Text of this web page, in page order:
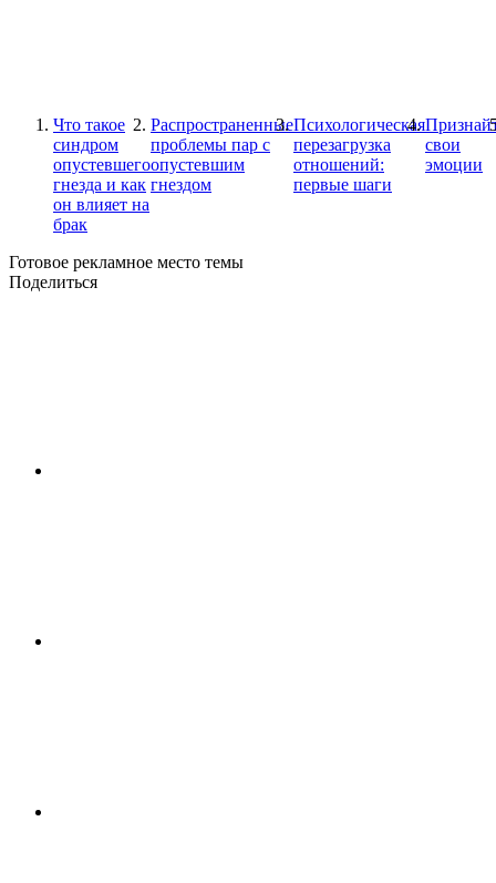
Что такое
синдром
опустевшего
гнезда и как
он влияет на
брак
Распространенные
проблемы пар с
опустевшим
гнездом
Психологическая
перезагрузка
отношений:
первые шаги
свои
эмоции
Готовое рекламное место темы
Поделиться